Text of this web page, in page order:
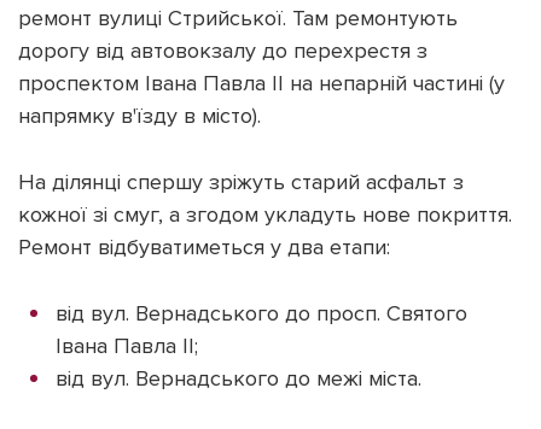
ремонт вулиці Стрийської. Там ремонтують
дорогу від автовокзалу до перехрестя з
проспектом Івана Павла ІІ на непарній частині (у
напрямку в'їзду в місто).
На ділянці спершу зріжуть старий асфальт з
кожної зі смуг, а згодом укладуть нове покриття.
Ремонт відбуватиметься у два етапи:
від вул. Вернадського до просп. Святого
Івана Павла ІІ;
від вул. Вернадського до межі міста.